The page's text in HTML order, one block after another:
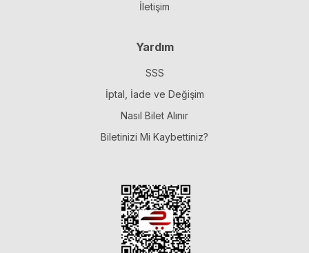
İletişim
Yardım
SSS
İptal, İade ve Değişim
Nasıl Bilet Alınır
Biletinizi Mi Kaybettiniz?